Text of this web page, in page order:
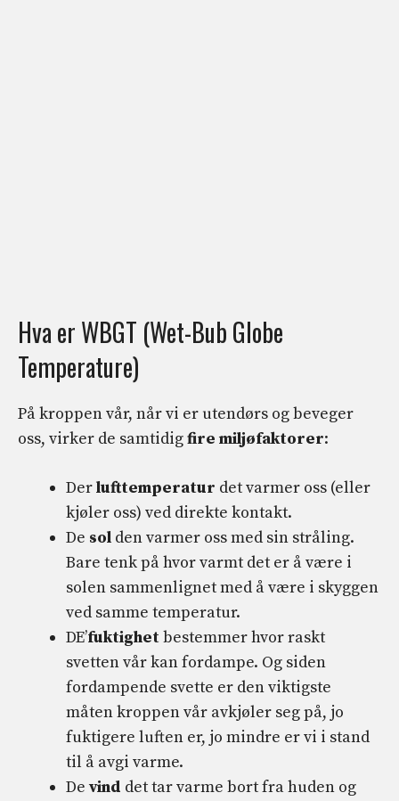
Hva er WBGT (Wet-Bub Globe
Temperature)
På kroppen vår, når vi er utendørs og beveger
oss, virker de samtidigfire miljøfaktorer:
Derlufttemperatur det varmer oss (eller
kjøler oss) ved direkte kontakt.
De sol den varmer oss med sin stråling.
Bare tenk på hvor varmt det er å være i
solen sammenlignet med å være i skyggen
ved samme temperatur.
DE’fuktighetbestemmer hvor raskt
svetten vår kan fordampe. Og siden
fordampende svette er den viktigste
måten kroppen vår avkjøler seg på, jo
fuktigere luften er, jo mindre er vi i stand
til å avgi varme.
De vind det tar varme bort fra huden og